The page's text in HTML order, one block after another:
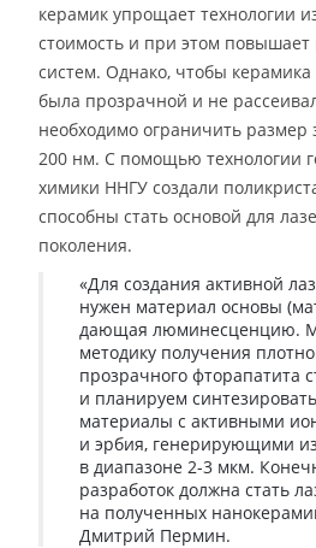
керамик упрощает технологии
стоимость и при этом
систем. Однако, чтобы
была прозрачной и не
необходимо ограничить размер
200 нм. С помощью технологии
химики ННГУ создали
способны стать основой для
поколения.
«Для создания активной
нужен материал основы
дающая люминесценцию.
методику получения
прозрачного фторапатита
и планируем
материалы с активными
и эрбия, генерирующими
в диапазоне 2-3 мкм.
разработок должна стать
на полученных
Дмитрий Пермин.